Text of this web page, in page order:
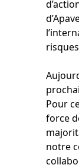
Pour
force
notre